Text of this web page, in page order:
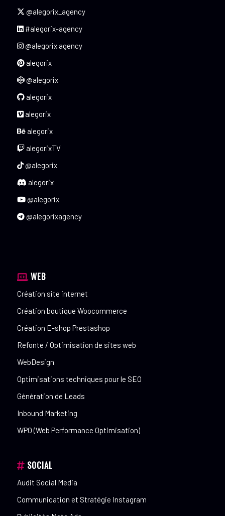
@alegorix_agency
#alegorix-agency
@alegorix.agency
alegorix
@alegorix
alegorix
alegorix
alegorix
alegorixTV
@alegorix
alegorix
@alegorix
@alegorixagency
WEB
Création site internet
Création boutique Woocommerce
Création E-shop Prestashop
Refonte / Optimisation de sites web
WebDesign
Optimisations techniques pour le SEO
Génération de Leads
Inbound Marketing
WPO (Web Performance Optimisation)
SOCIAL
Audit Social Media
Communication et Stratégie Instagram